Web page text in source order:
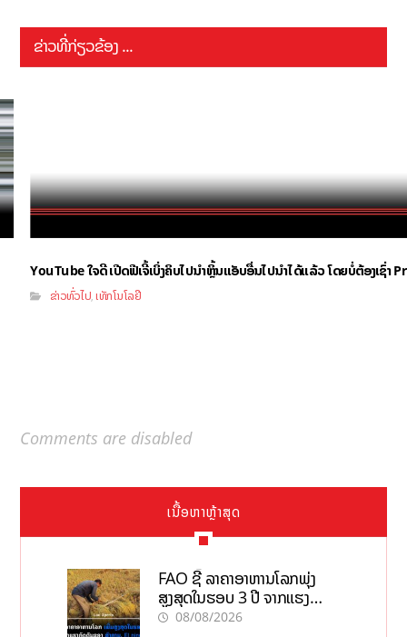
ຂ່າວທີ່ກ່ຽວຂ້ອງ ...
YouTube ໃຈດີ ເປີດຟີເຈີ້ເບິ່ງຄິບໄປນຳຫຼິ້ນແອັບອື່ນໄປນຳໄດ້ແລ້ວ ໂດຍບໍ່ຕ້ອງເຊົ່າ
ຂ່າວທົ່ວໄປ ,ເທັກໂນໂລຢີ
Comments are disabled
ເນື້ອຫາຫຼ້າສຸດ
FAO ຊີ້ ລາຄາອາຫານໂລກພຸ່ງ
ສູງສຸດໃນຮອບ 3 ປີ ຈາກແຮງ
ກົດດັນຂອງສົງຄາມ, El nino
08/08/2026